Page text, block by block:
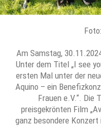
Am Samstag,
Unter dem Titel „I see
ersten Mal unter der
Aquino – ein
Frauen e.V.“. Die
preisgekrönten Film
ganz besondere